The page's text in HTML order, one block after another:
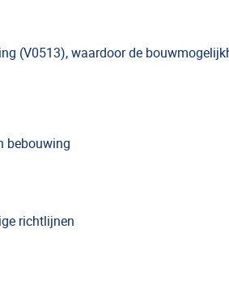
(V0513), waardoor de
bebouwing
richtlijnen